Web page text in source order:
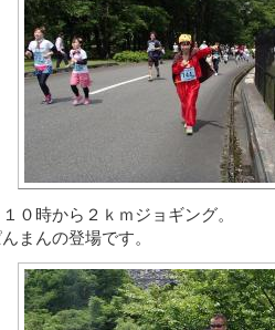
０時から２ｋｍジョギング。
まんの登場です。